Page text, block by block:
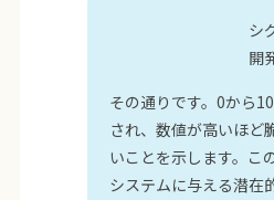
シ
開
その通りです。0から
され、数値が高いほど
いことを示します。こ
システムに与える潜在